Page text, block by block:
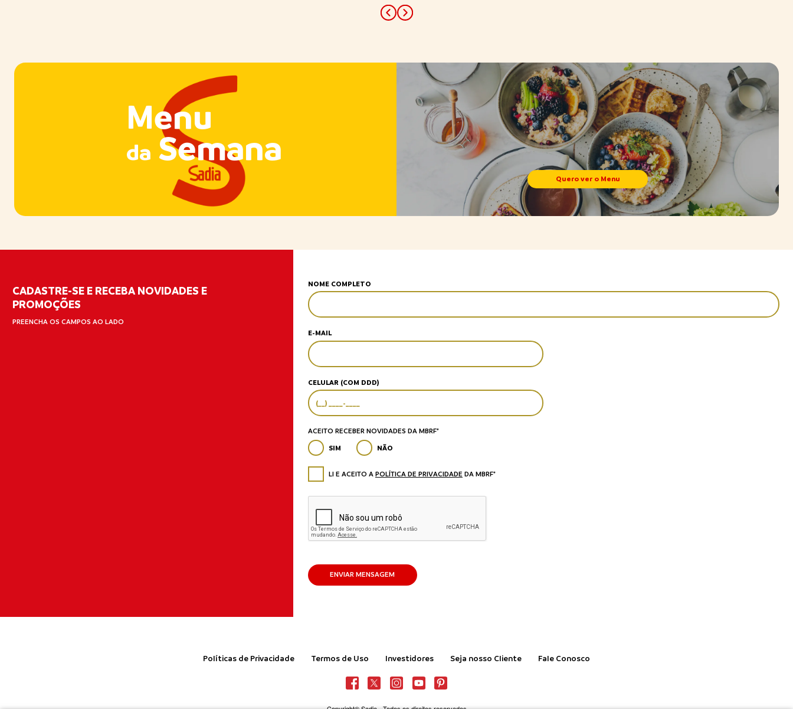
Previous
Next
Menu
da Semana
Quero ver o Menu
CADASTRE-SE E RECEBA NOVIDADES E
PROMOÇÕES
PREENCHA OS CAMPOS AO LADO
NOME COMPLETO
E-MAIL
CELULAR (COM DDD)
ACEITO RECEBER NOVIDADES DA MBRF*
SIM NÃO
LI E ACEITO A POLÍTICA DE PRIVACIDADE DA MBRF*
ENVIAR MENSAGEM
Políticas de Privacidade Termos de Uso Investidores Seja nosso Cliente Fale Conosco